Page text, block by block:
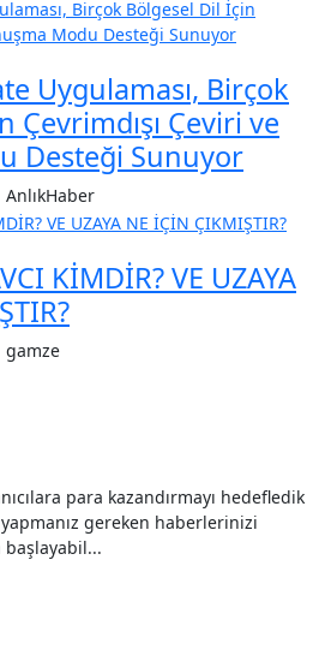
Uygulaması, Birçok
Çevrimdışı Çeviri ve
Desteği Sunuyor
AnlıkHaber
KİMDİR? VE UZAYA
gamze
para kazandırmayı hedefledik
gereken haberlerinizi
başlayabil...